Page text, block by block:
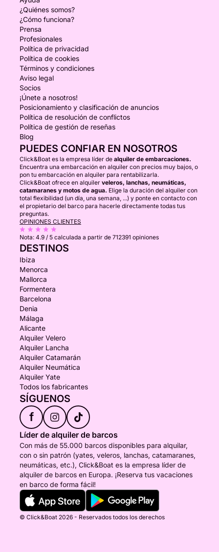
¿Quiénes somos?
¿Cómo funciona?
Prensa
Profesionales
Política de privacidad
Política de cookies
Términos y condiciones
Aviso legal
Socios
¡Únete a nosotros!
Posicionamiento y clasificación de anuncios
Política de resolución de conflictos
Política de gestión de reseñas
Blog
PUEDES CONFIAR EN NOSOTROS
Click&Boat es la empresa líder de alquiler de embarcaciones.
Encuentra una embarcación en alquiler con precios muy bajos, o
pon tu embarcación en alquiler para rentabilizarla.
Click&Boat ofrece en alquiler veleros, lanchas, neumáticas,
catamaranes y motos de agua. Elige la duración del alquiler con
total flexibilidad (un día, una semana, ...) y ponte en contacto con
el propietario del barco para hacerle directamente todas tus
preguntas.
OPINIONES CLIENTES
Nota: 4.9 / 5 calculada a partir de 712391 opiniones
DESTINOS
Ibiza
Menorca
Mallorca
Formentera
Barcelona
Denia
Málaga
Alicante
Alquiler Velero
Alquiler Lancha
Alquiler Catamarán
Alquiler Neumática
Alquiler Yate
Todos los fabricantes
SÍGUENOS
f
Líder de alquiler de barcos
Con más de 55.000 barcos disponibles para alquilar,
con o sin patrón (yates, veleros, lanchas, catamaranes,
neumáticas, etc.), Click&Boat es la empresa líder de
alquiler de barcos en Europa. ¡Reserva tus vacaciones
en barco de forma fácil!
© Click&Boat 2026 - Reservados todos los derechos